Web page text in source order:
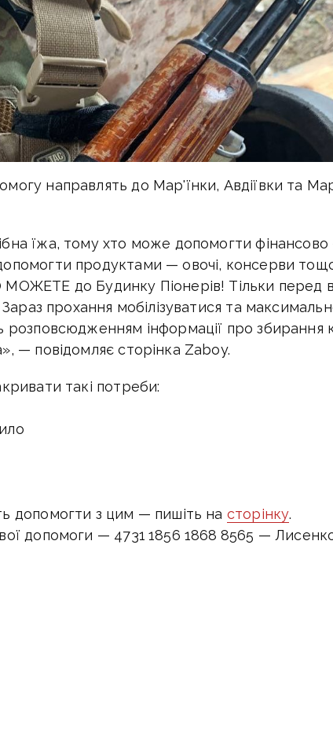
направлять до Мар'їнки, Авдіївки та
їжа, тому хто може допомогти
продуктами — овочі, консерви
до Будинку Піонерів! Тільки перед
прохання мобілізуватися та
розповсюдженням інформації про збирання
— повідомляє сторінка Zaboy.
такі потреби:
допомогти з цим — пишіть на сторінку.
допомоги — 4731 1856 1868 8565 —